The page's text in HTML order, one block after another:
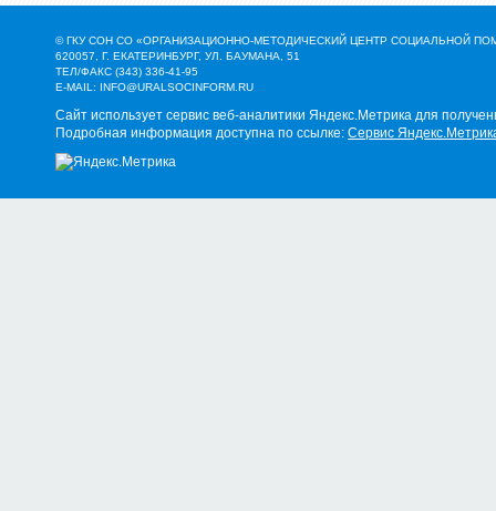
© ГКУ СОН СО «ОРГАНИЗАЦИОННО-МЕТОДИЧЕСКИЙ ЦЕНТР СОЦИАЛЬНОЙ
620057, Г. ЕКАТЕРИНБУРГ, УЛ. БАУМАНА, 51
ТЕЛ/ФАКС (343) 336-41-95
E-MAIL: INFO@URALSOCINFORM.RU
Сайт использует сервис веб-аналитики Яндекс.Метрика для
Подробная информация доступна по ссылке: Сервис